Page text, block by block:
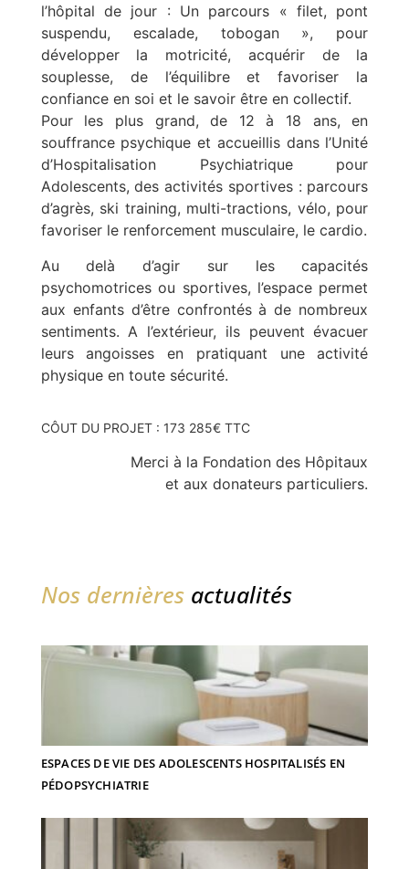
l’hôpital de jour : Un parcours « filet, pont
suspendu, escalade, tobogan », pour
développer la motricité, acquérir de la
souplesse, de l’équilibre et favoriser la
confiance en soi et le savoir être en collectif.
Pour les plus grand, de 12 à 18 ans, en
souffrance psychique et accueillis dans l’Unité
d’Hospitalisation Psychiatrique pour
Adolescents, des activités sportives : parcours
d’agrès, ski training, multi-tractions, vélo, pour
favoriser le renforcement musculaire, le cardio.
Au delà d’agir sur les capacités
psychomotrices ou sportives, l’espace permet
aux enfants d’être confrontés à de nombreux
sentiments. A l’extérieur, ils peuvent évacuer
leurs angoisses en pratiquant une activité
physique en toute sécurité.
CÔUT DU PROJET : 173 285€ TTC
Merci à la Fondation des Hôpitaux
et aux donateurs particuliers.
Nos dernières actualités
ESPACES DE VIE DES ADOLESCENTS HOSPITALISÉS EN
PÉDOPSYCHIATRIE